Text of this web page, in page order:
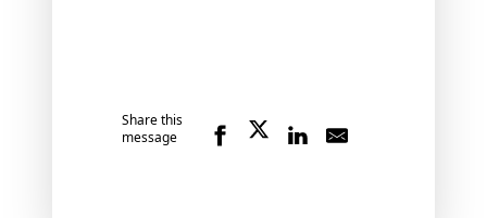
Share this
message